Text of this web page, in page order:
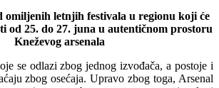
omiljenih letnjih festivala u regionu koji će
od 25. do 27. juna u autentičnom prostoru
Kneževog arsenala
se odlazi zbog jednog izvođača, a postoje i
zbog osećaja. Upravo zbog toga, Arsenal